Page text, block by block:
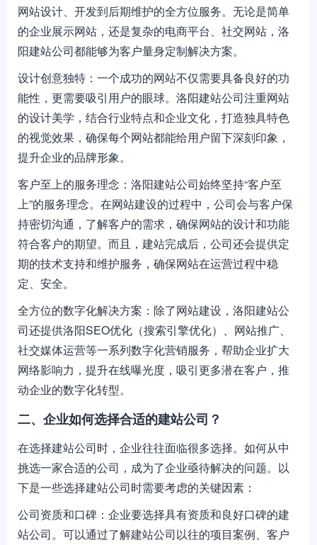
网站设计、开发到后期维护的全方位服务。无论是简单
的企业展示网站，还是复杂的电商平台、社交网站，洛
阳建站公司都能够为客户量身定制解决方案。
设计创意独特：一个成功的网站不仅需要具备良好的功
能性，更需要吸引用户的眼球。洛阳建站公司注重网站
的设计美学，结合行业特点和企业文化，打造独具特色
的视觉效果，确保每个网站都能给用户留下深刻印象，
提升企业的品牌形象。
客户至上的服务理念：洛阳建站公司始终坚持“客户至
上”的服务理念。在网站建设的过程中，公司会与客户保
持密切沟通，了解客户的需求，确保网站的设计和功能
符合客户的期望。而且，建站完成后，公司还会提供定
期的技术支持和维护服务，确保网站在运营过程中稳
定、安全。
全方位的数字化解决方案：除了网站建设，洛阳建站公
司还提供洛阳SEO优化（搜索引擎优化）、网站推广、
社交媒体运营等一系列数字化营销服务，帮助企业扩大
网络影响力，提升在线曝光度，吸引更多潜在客户，推
动企业的数字化转型。
二、企业如何选择合适的建站公司？
在选择建站公司时，企业往往面临很多选择。如何从中
挑选一家合适的公司，成为了企业亟待解决的问题。以
下是一些选择建站公司时需要考虑的关键因素：
公司资质和口碑：企业要选择具有资质和良好口碑的建
站公司。可以通过了解建站公司以往的项目案例、客户